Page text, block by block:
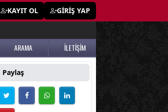
KAYIT OL GİRİŞ YAP
ARAMA İLETİŞİM
Paylaş